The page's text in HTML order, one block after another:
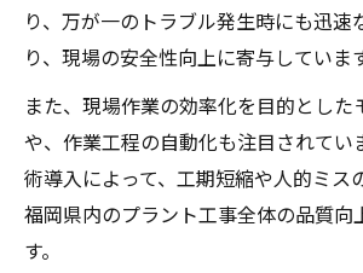
り、万が一のトラブル発生時にも迅速
り、現場の安全性向上に寄与していま
また、現場作業の効率化を目的とした
や、作業工程の自動化も注目されてい
術導入によって、工期短縮や人的ミス
福岡県内のプラント工事全体の品質向
す。